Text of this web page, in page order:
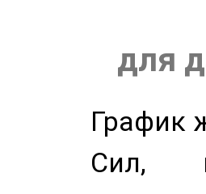
для
График
Сил,